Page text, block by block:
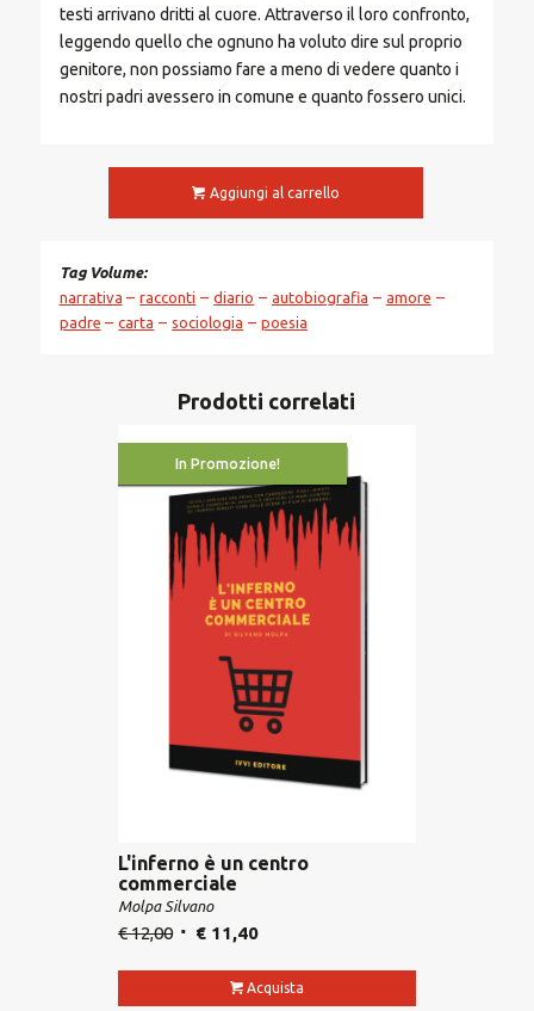
testi arrivano dritti al cuore. Attraverso il loro confronto,
leggendo quello che ognuno ha voluto dire sul proprio
genitore, non possiamo fare a meno di vedere quanto i
nostri padri avessero in comune e quanto fossero unici.
Aggiungi al carrello
Tag Volume
narrativa
racconti diario autobiografia
amore
padre
carta sociologia poesia
Prodotti correlati
In Promozione!
L'inferno è un centro
commerciale
Molpa Silvano
€12,00 €11,40
Acquista